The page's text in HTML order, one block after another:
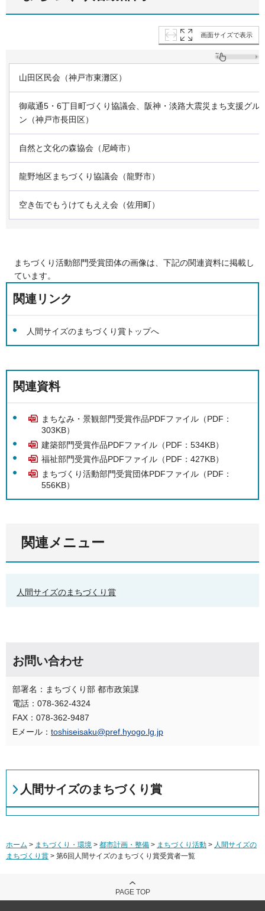
画面サイズで表示
山田区民会（神戸市東灘区）
御蔵通5・6丁目町づくり協議会、阪神・淡路大震災まち支援グル
ン（神戸市長田区）
自然と文化の森協会（尼崎市）
龍野地区まちづくり協議会（龍野市）
空き缶でもうけてもええ会（佐用町）
まちづくり活動部門受賞団体の画像は、下記の関連資料に掲載し
ています。
関連リンク
人間サイズのまちづくり賞トップへ
関連資料
まちなみ・景観部門受賞作品PDFファイル（PDF：
303KB）
建築部門受賞作品PDFファイル（PDF：534KB）
福祉部門受賞作品PDFファイル（PDF：427KB）
まちづくり活動部門受賞団体PDFファイル（PDF：
556KB）
関連メニュー
人間サイズのまちづくり賞
お問い合わせ
部署名：まちづくり部 都市政策課
電話：078-362-4324
FAX：078-362-9487
Eメール： toshiseisaku@pref.hyogo.lg.jp
人間サイズのまちづくり賞
ホーム > まちづくり・環境 > 都市計画・整備 > まちづくり活動 > 人間サイズの
まちづくり賞 > 第6回人間サイズのまちづくり賞受賞者一覧
PAGE TOP